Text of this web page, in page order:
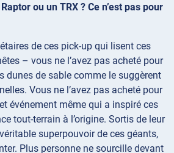
ou un TRX ? Ce n’est pas pour
de ces pick-up qui lisent ces
– vous ne l’avez pas acheté pour
dunes de sable comme le suggèrent
Vous ne l’avez pas acheté pour
événement même qui a inspiré ces
tout-terrain à l’origine. Sortis de leur
superpouvoir de ces géants,
Plus personne ne sourcille devant